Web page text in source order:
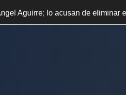
eliminar evidencias de Ayotzinapa